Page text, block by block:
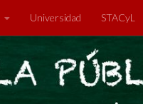
Universidad STACyL